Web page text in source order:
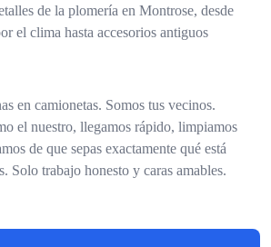
de la plomería en Montrose, desde
el clima hasta accesorios antiguos
en camionetas. Somos tus vecinos.
el nuestro, llegamos rápido, limpiamos
de que sepas exactamente qué está
Solo trabajo honesto y caras amables.